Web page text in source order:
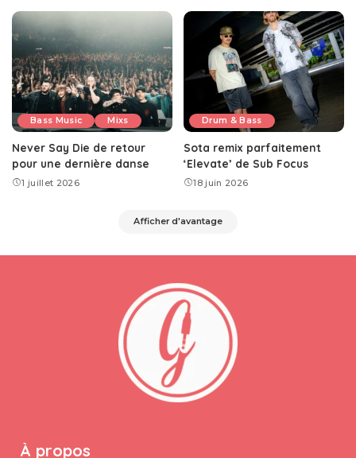
Bass Music Mixs
Never Say Die de retour
pour une dernière danse
1 juillet 2026
Drum & Bass
Sota remix parfaitement
‘Elevate’ de Sub Focus
18 juin 2026
Afficher d'avantage
À propos